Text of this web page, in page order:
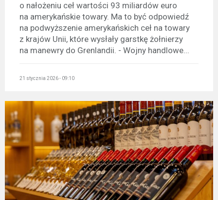
o nałożeniu ceł wartości 93 miliardów euro
na amerykańskie towary. Ma to być odpowiedź
na podwyższenie amerykańskich ceł na towary
z krajów Unii, które wysłały garstkę żołnierzy
na manewry do Grenlandii. - Wojny handlowe...
21 stycznia 2026 - 09:10